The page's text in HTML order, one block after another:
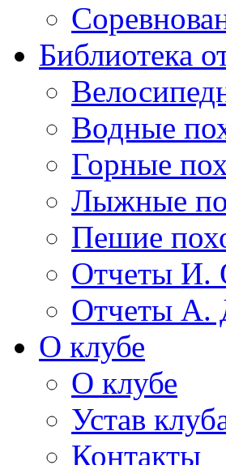
Библиотека
Водные
Горные
Лыжные
Пешие
Отчеты И.
Отчеты А.
О клубе
О клубе
Устав
Контакты